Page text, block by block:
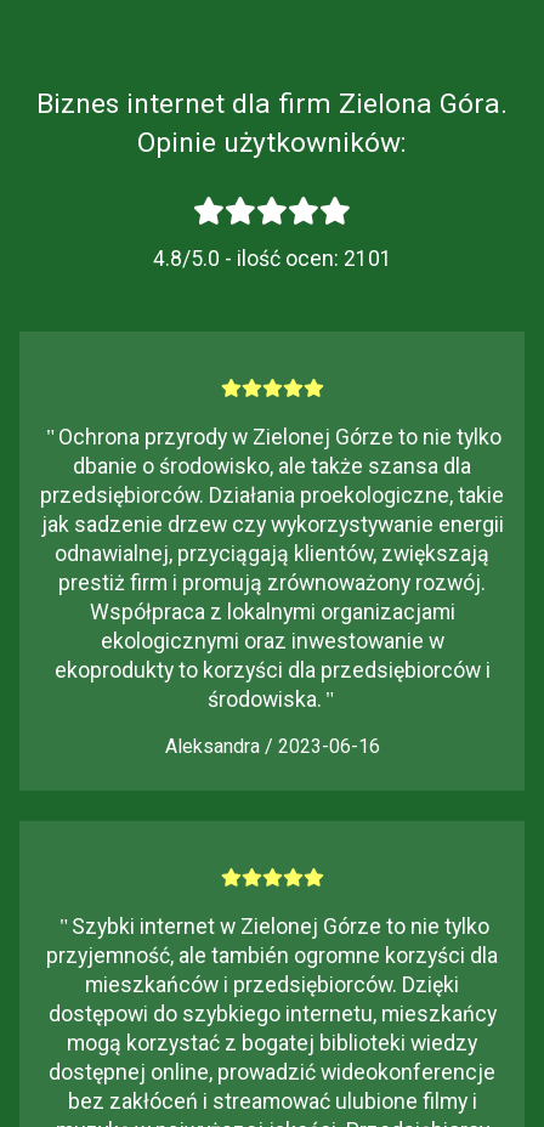
Biznes internet dla firm Zielona Góra.
Opinie użytkowników:
4.8/5.0 - ilość ocen: 2101
" Ochrona przyrody w Zielonej Górze to nie tylko
dbanie o środowisko, ale także szansa dla
przedsiębiorców. Działania proekologiczne, takie
jak sadzenie drzew czy wykorzystywanie energii
odnawialnej, przyciągają klientów, zwiększają
prestiż firm i promują zrównoważony rozwój.
Współpraca z lokalnymi organizacjami
ekologicznymi oraz inwestowanie w
ekoprodukty to korzyści dla przedsiębiorców i
środowiska. "
Aleksandra / 2023-06-16
" Szybki internet w Zielonej Górze to nie tylko
przyjemność, ale también ogromne korzyści dla
mieszkańców i przedsiębiorców. Dzięki
dostępowi do szybkiego internetu, mieszkańcy
mogą korzystać z bogatej biblioteki wiedzy
dostępnej online, prowadzić wideokonferencje
bez zakłóceń i streamować ulubione filmy i